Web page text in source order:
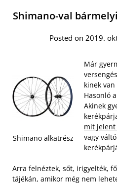
Shimano-val
Posted on 2019.
Shimano alkatrész
Már
kinek
Hasonló
Akinek
mit jelent
vagy
Arra felnéztek, sőt, irigyelték,
tájékán, amikor még nem